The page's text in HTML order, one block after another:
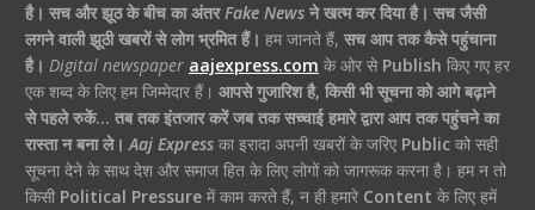
है। सच और झूठ के बीच का अंतरFake Newsने खत्म कर दिया है। सच जैसी
लगने वाली झूठी खबरों से लोग भ्रमित हैं। हम जानते हैं, सच आप तक कैसे पहुंचाना
है। Digital newspaper aajexpress.com के ओर से Publish किए गए हर
एक शब्द के लिए हम जिम्मेदार हैं। आपसे गुजारिश है, किसी भी सूचना को आगे बढ़ाने
से पहले रुकें… तब तक इंतजार करें जब तक सच्चाई हमारे द्वारा आप तक पहुंचने का
रास्ता न बना ले। Aaj Expressका इरादा अपनी खबरों के जरिए Publicको सही
सूचना देने के साथ देश और समाज हित के लिए लोगों को जागरूक करना है। हम न तो
किसी Political Pressureमें काम करते हैं, न ही हमारे Content के लिए हमें